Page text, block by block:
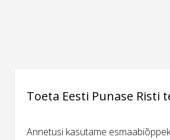
Toeta Eesti Punase Risti
Annetusi kasutame